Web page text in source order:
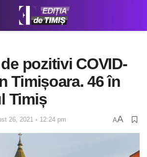
pozitivi COVID-
Timișoara. 46 în
Timiș
26, 2021 ◦ 12:24 pm AA